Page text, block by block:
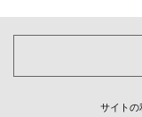
サイトの